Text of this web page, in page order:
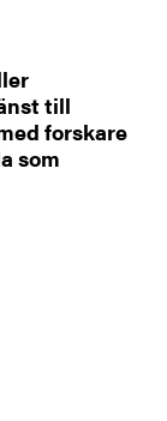
till
forskare
som